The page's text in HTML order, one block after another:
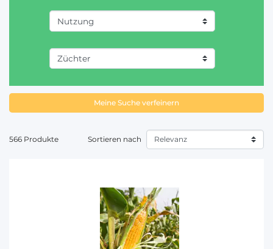
Meine Suche verfeinern
566 Produkte Sortieren nach